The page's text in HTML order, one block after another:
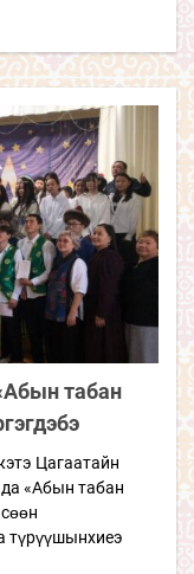
табан
Цагаатайн
«Абын табан
түрүүшынхиеэ